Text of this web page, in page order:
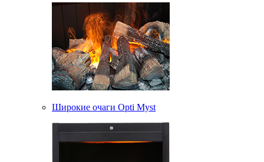
Широкие очаги Opti Myst